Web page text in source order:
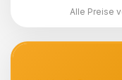
Alle Preise